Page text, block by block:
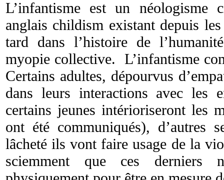
L’infantisme est un néologisme
anglais childism existant depuis
tard dans l’histoire de
myopie collective. L’infantisme
Certains adultes, dépourvus
dans leurs interactions avec les
certains jeunes intérioriseront les
ont été communiqués), d’autres
lâcheté ils vont faire usage de la
sciemment que ces